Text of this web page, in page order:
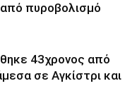
πυροβολισμό
43χρονος από
σε Αγκίστρι και